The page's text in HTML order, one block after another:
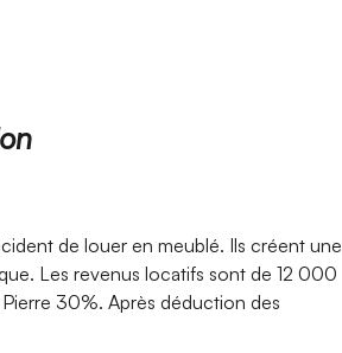
de louer en meublé. Ils créent une
Les revenus locatifs sont de 12 000
30%. Après déduction des